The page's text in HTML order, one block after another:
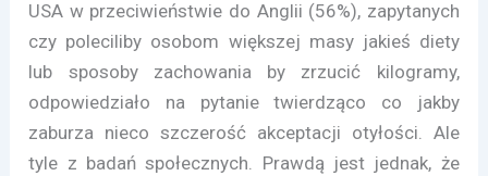
USA w przeciwieństwie do Anglii (56%), zapytanych
czy poleciliby osobom większej masy jakieś diety
lub sposoby zachowania by zrzucić kilogramy,
odpowiedziało na pytanie twierdząco co jakby
zaburza nieco szczerość akceptacji otyłości. Ale
tyle z badań społecznych. Prawdą jest jednak, że